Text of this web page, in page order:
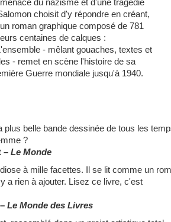
du nazisme et d'une tragédie
choisit d'y répondre en créant,
roman graphique composé de 781
centaines de calques :
- mêlant gouaches, textes et
- remet en scène l'histoire de sa
Guerre mondiale jusqu'à 1940.
plus belle bande dessinée de tous les
?
– Le Monde
à mille facettes. Il se lit comme un
a rien à ajouter. Lisez ce livre, c'est
Le Monde des Livres